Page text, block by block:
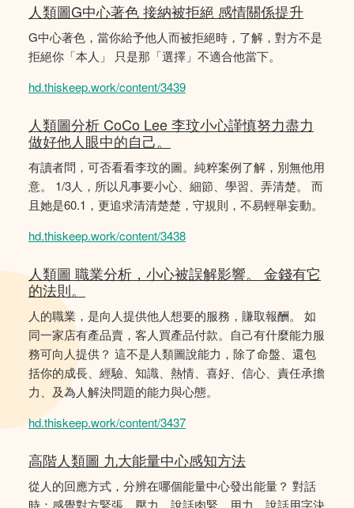
人類圖G中心著色 接納被拒絕 感情關係提升
G中心著色，當你給予他人而被拒絕時，了解，對方不是
拒絕你「本人」 只是那「選擇」不適合他當下。
hd.thiskeep.work/content/3439
人類圖分析 CoCo Lee 李玟小心謹慎努力盡力
做好他人眼中的自己。
有讀者問，可否看看李玟的圖。純粹案例了解，別無他用
意。 1/3人，所以凡事要小心、細節、學習、弄清楚。 而
且她是60.1，更追求清清楚楚，守規則，不易輕舉妄動。
hd.thiskeep.work/content/3438
人類圖 職業分析，小心被誤解影響。 金錢有它
的法則。
人的職業，是向人提供他人想要的服務，賺取報酬。 如
同一家店有產品賣，客人買產品付款。自己有什麼能力服
務可向人提供？ 這不是人類圖說能力，除了命盤、還包
括你的成長、經驗、知識、熱情、喜好、信心、責任承擔
力、及為人解決問題的能力與心態。
hd.thiskeep.work/content/3437
高階人類圖 九大能量中心感知方法
從人的回應方式，分辨在哪個能量中心發出能量？ 對話
時：感覺對方緊張、壓力，說話肉緊、用力，說話用字決